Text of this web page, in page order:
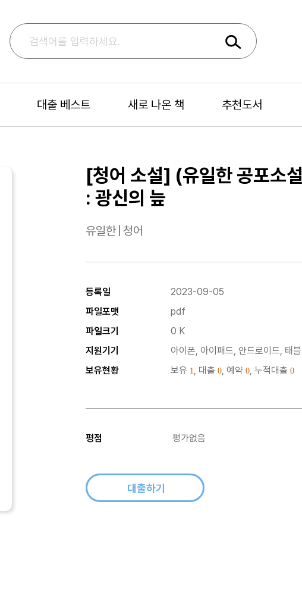
대출 베스트 새로 나온 책 추천도서
[청어 소설] (유일한 공포소
: 광신의 늪
유일한 청어
등록일
2023-09-05
파일포맷
pdf
파일크기
0 K
지원기기
아이폰, 아이패드, 안드로이드, 태
보유현황
보유 1, 대출 0, 예약 0, 누적대출 0
평점 평가없음
대출하기